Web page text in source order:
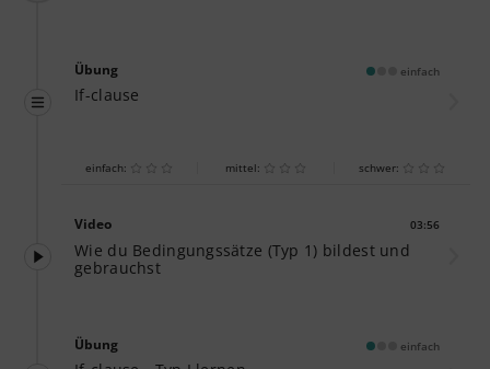
Übung einfach
If-clause
einfach: mittel: schwer:
Video 03:56
Wie du Bedingungssätze (Typ 1) bildest und
gebrauchst
Übung einfach